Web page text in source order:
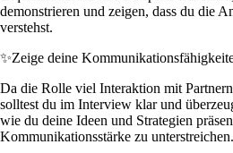
demonstrieren und zeigen, dass du die
verstehst.
✨Zeige deine
Da die Rolle viel Interaktion mit
solltest du im Interview klar und
wie du deine Ideen und Strategien
Kommunikationsstärke zu unterstreichen.